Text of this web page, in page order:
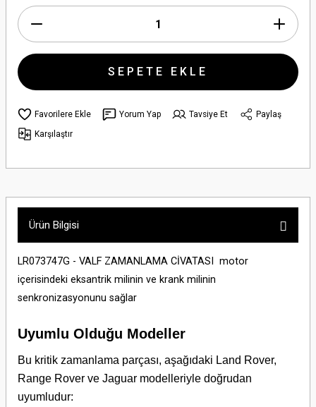
SEPETE EKLE
Yorum Yap Tavsiye Et
Paylaş
Karşılaştır
Ürün Bilgisi
LR073747G - VALF ZAMANLAMA CİVATASI motor
içerisindeki eksantrik milinin ve krank milinin
senkronizasyonunu sağlar
Uyumlu Olduğu Modeller
Bu kritik zamanlama parçası, aşağıdaki Land Rover,
Range Rover ve Jaguar modelleriyle doğrudan
uyumludur: